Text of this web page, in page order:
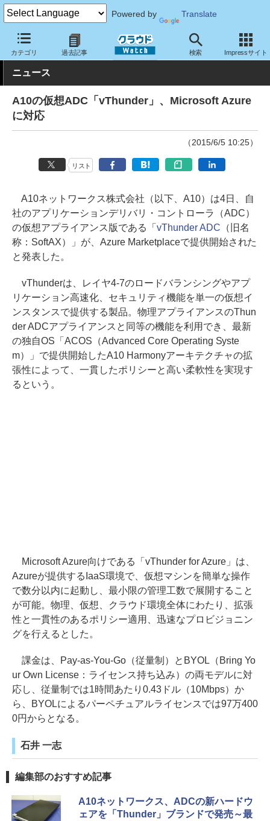
Powered by Translate
カテゴリ 過去記事 検索 Impressサイト
クラウド Watch ネットワーク その他
ニュース
A10の仮想ADC「vThunder」、Microsoft Azure
に対応
（2015/6/5 10:25）
リスト
A10ネットワークス株式会社（以下、A10）は4日、自
社のアプリケーションデリバリ・コントローラ（ADC）
の仮想アプライアンス版である「 vThunder ADC （旧名
称：SoftAX）」が、Azure Marketplaceで提供開始された
と発表した。
vThunderは、レイヤ4-7のロードバランシングやアプ
リケーション高速化、セキュリティ機能を単一の仮想イ
ンスタンスで提供する製品。物理アプライアンスのThun
der ADCアプライアンスと同等の機能を利用でき、最新
の独自OS「ACOS（Advanced Core Operating Syste
m）」で提供開始したA10 Harmonyアーキテクチャの拡
張性によって、一貫したポリシーと高い柔軟性を実現す
るという。
Microsoft Azure向けである「vThunder for Azure」は、
Azureが提供するIaaS環境で、仮想マシンを簡単な操作
で数分以内に起動し、最小限の管理工数で展開すること
が可能。物理、仮想、クラウド環境全体にわたり、拡張
性と一貫性のあるポリシー適用、迅速なプロビジョニン
グを行えるとした。
課金は、Pay-as-You-Go（従量制）とBYOL（Bring Yo
ur Own License：ライセンス持ち込み）の両モデルに対
応し、従量制では1時間あたり0.43ドル（10Mbps）か
ら、BYOLによるパーペチュアルライセンスでは97万400
0円からとなる。
石井 一志
編集部のおすすめ記事
A10ネットワークス、ADCの新ハードウ
ェアを「Thunder」ブランドで発売～最